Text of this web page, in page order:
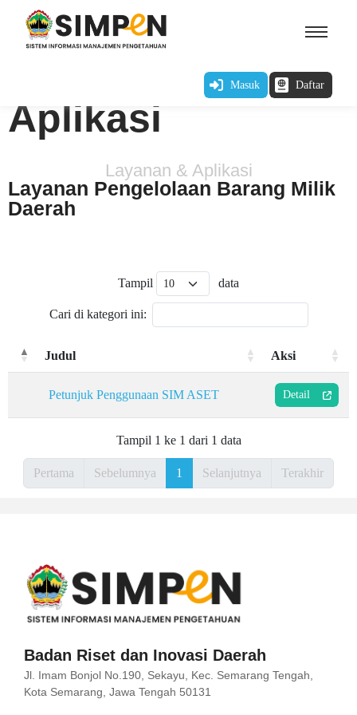
Masuk Daftar
Layanan &
Aplikasi
Layanan & Aplikasi
Layanan Pengelolaan Barang Milik
Daerah
Tampil data
Cari di kategori ini:
Judul Aksi
Petunjuk Penggunaan SIM ASET Detail
Tampil 1 ke 1 dari 1 data
Pertama Sebelumnya 1 Selanjutnya Terakhir
Badan Riset dan Inovasi Daerah
Jl. Imam Bonjol No.190, Sekayu, Kec. Semarang Tengah,
Kota Semarang, Jawa Tengah 50131